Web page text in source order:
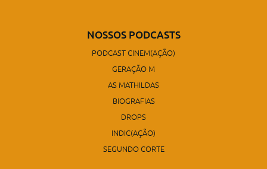
NOSSOS PODCASTS
PODCAST CINEM(AÇÃO)
GERAÇÃO M
AS MATHILDAS
BIOGRAFIAS
DROPS
INDIC(AÇÃO)
SEGUNDO CORTE